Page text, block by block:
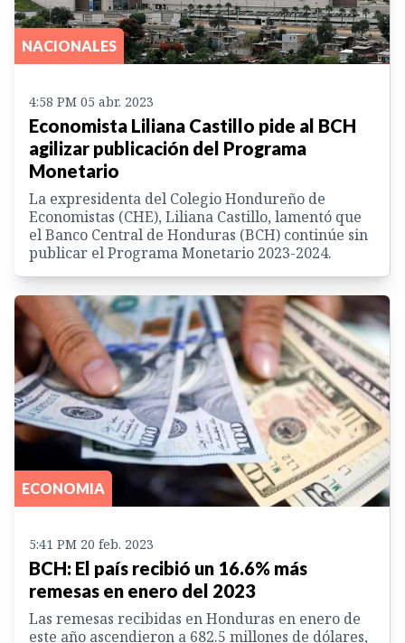
NACIONALES
4:58 PM 05 abr. 2023
Economista Liliana Castillo pide al BCH
agilizar publicación del Programa
Monetario
La expresidenta del Colegio Hondureño de
Economistas (CHE), Liliana Castillo, lamentó que
el Banco Central de Honduras (BCH) continúe sin
publicar el Programa Monetario 2023-2024.
ECONOMIA
5:41 PM 20 feb. 2023
BCH: El país recibió un 16.6% más
remesas en enero del 2023
Las remesas recibidas en Honduras en enero de
este año ascendieron a 682.5 millones de dólares,